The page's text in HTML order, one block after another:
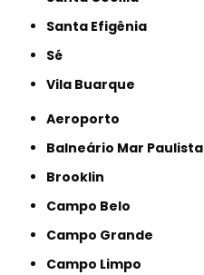
Santa Efigênia
Sé
Vila Buarque
Aeroporto
Balneário Mar Paulista
Brooklin
Campo Belo
Campo Grande
Campo Limpo